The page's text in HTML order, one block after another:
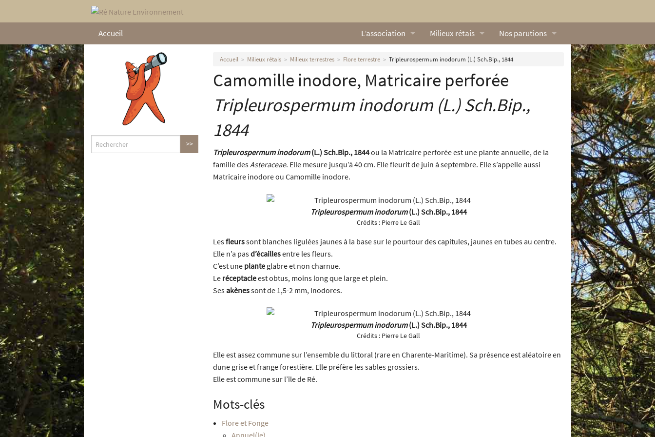
Accueil L’association
Qui sommes nous ?
Nos missions
Nos statuts
Nous contacter
Milieux rétais
Lexique
Galerie rétaise
Milieux marins
Nos parutions
Dossiers
L’Œillet des dunes
Livres
Vidéos naturalistes de Ré Nature
Accueil Milieux rétais Milieux terrestres Flore terrestre Tripleurospermum inodorum (L.) Sch.Bip., 1844
Camomille inodore, Matricaire perforée
Tripleurospermum inodorum(L.) Sch.Bip.,
1844
Tripleurospermum inodorum(L.) Sch.Bip., 1844ou la Matricaire perforée est une plante annuelle, de la
famille desAsteraceae. Elle mesure jusqu’à 40 cm. Elle fleurit de juin à septembre. Elle s’appelle aussi
Matricaire inodore ou Camomille inodore.
Tripleurospermum inodorum(L.) Sch.Bip., 1844
Crédits : Pierre Le Gall
Lesfleurssont blanches ligulées jaunes à la base sur le pourtour des capitules, jaunes en tubes au centre.
Elle n’a pasd’écaillesentre les fleurs.
C’est une plante glabre et non charnue.
Le réceptacleest obtus, moins long que large et plein.
Ses akènessont de 1,5-2 mm, inodores.
Tripleurospermum inodorum(L.) Sch.Bip., 1844
Crédits : Pierre Le Gall
Elle est assez commune sur l’ensemble du littoral (rare en Charente-Maritime). Sa présence est aléatoire en
dune grise et frange forestière. Elle préfère les sables grossiers.
Elle est commune sur l’île de Ré.
Mots-clés
Flore et Fonge
Annuel(le)